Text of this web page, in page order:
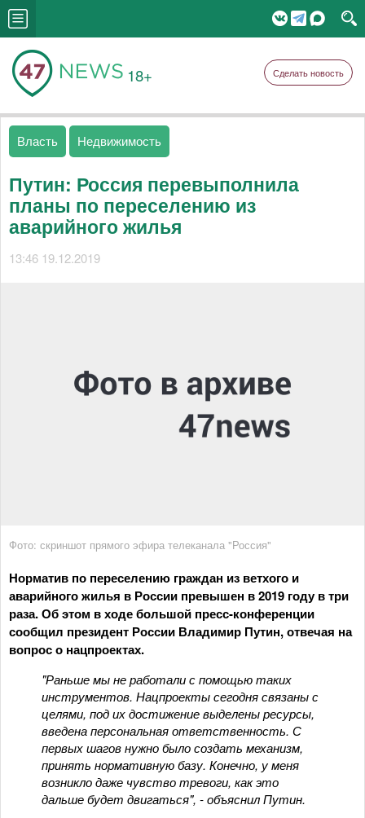
18+ Сделать новость
Власть Недвижимость
Путин: Россия перевыполнила
планы по переселению из
аварийного жилья
13:46 19.12.2019
Фото: скриншот прямого эфира телеканала "Россия"
Норматив по переселению граждан из ветхого и
аварийного жилья в России превышен в 2019 году в три
раза. Об этом в ходе большой пресс-конференции
сообщил президент России Владимир Путин, отвечая на
вопрос о нацпроектах.
"Раньше мы не работали с помощью таких
инструментов. Нацпроекты сегодня связаны с
целями, под их достижение выделены ресурсы,
введена персональная ответственность. С
первых шагов нужно было создать механизм,
принять нормативную базу. Конечно, у меня
возникло даже чувство тревоги, как это
дальше будет двигаться", - объяснил Путин.